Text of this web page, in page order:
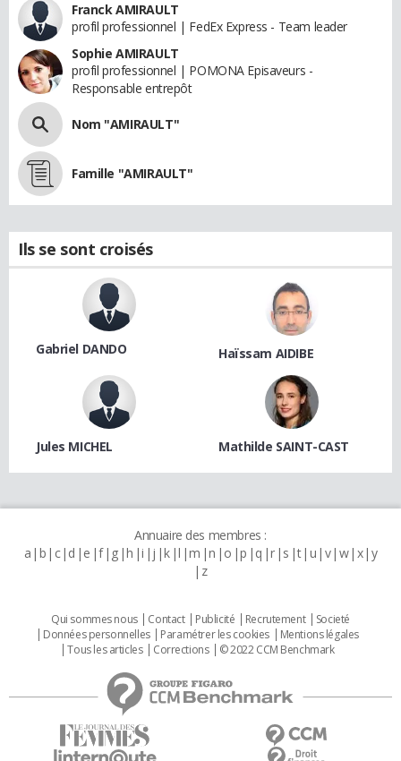
Franck AMIRAULT
profil professionnel | FedEx Express - Team leader
Sophie AMIRAULT
profil professionnel | POMONA Episaveurs -
Responsable entrepôt
Nom "AMIRAULT"
Famille "AMIRAULT"
Ils se sont croisés
Gabriel DANDO Haïssam AIDIBE
Jules MICHEL Mathilde SAINT-CAST
Annuaire des membres :
a b c d e f g h i j k l m n o p q r s t u v w x y
z
Qui sommes nous Contact Publicité Recrutement
Societé
Données personnelles
Paramétrer les cookies
Mentions légales
Tous les articles
Corrections © 2022 CCM Benchmark